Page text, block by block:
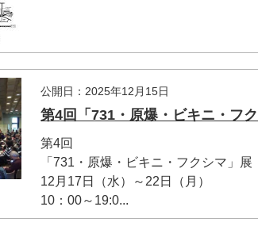
公開日：2025年12月15日
第4回「731・原爆・ビキニ・フ
第4回
「731・原爆・ビキニ・フクシマ」展
12月17日（水）～22日（月）
10：00～19:0...